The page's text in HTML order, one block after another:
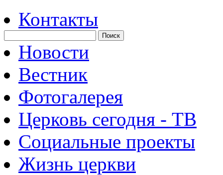
Контакты
Новости
Вестник
Фотогалерея
Церковь сегодня - ТВ
Социальные проекты
Жизнь церкви